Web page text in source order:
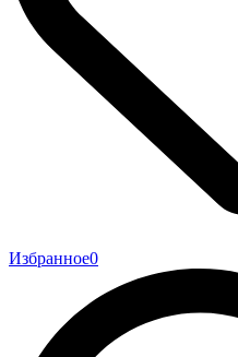
Избранное0